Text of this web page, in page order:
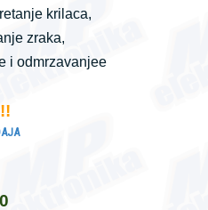
krilaca,
zraka,
i odmrzavanjee